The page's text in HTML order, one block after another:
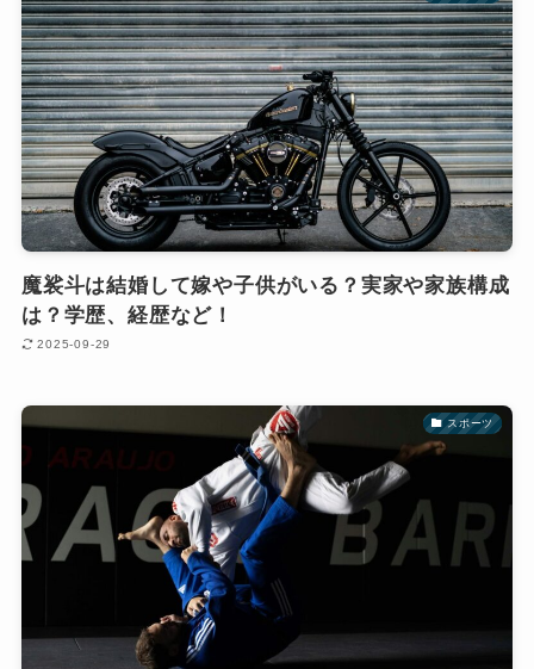
魔裟斗は結婚して嫁や子供がいる？実家や家族構成
は？学歴、経歴など！
2025-09-29
スポーツ